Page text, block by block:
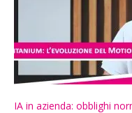
IA in azienda: obblighi